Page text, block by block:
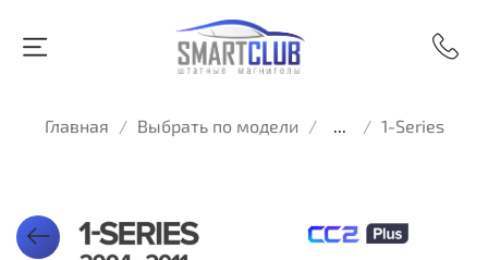
Главная Выбрать по модели ... 1-Series